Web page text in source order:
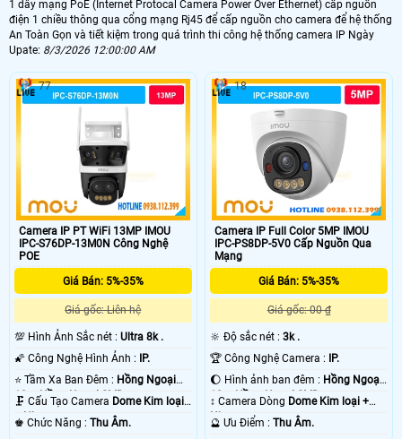
1 dây mạng PoE (Internet Protocal Camera Power Over Ethernet) cấp nguồn
điện 1 chiều thông qua cổng mạng Rj45 để cấp nguồn cho camera để hệ thống
An Toàn Gọn và tiết kiệm trong quá trình thi công hệ thống camera IP Ngày
Upate: 8/3/2026 12:00:00 AM
Camera IP PT WiFi 13MP IMOU
IPC-S76DP-13M0N Công Nghệ
POE
Giá Bán: 5%-35%
Giá gốc: Liên hệ
💯 Hình Ảnh Sắc nét : Ultra 8k .
🌠 Công Nghệ Hình Ảnh :
IP.
⭐ Tầm Xa Ban Đêm : Hồng Ngoại
10m Hồng Ngoại SMD.
🗜️ Cấu Tạo Camera Dome Kim loại
+ Nhựa.
️♚ Chức Năng : Thu Âm.
77
Camera IP Full Color 5MP IMOU
IPC-PS8DP-5V0 Cấp Nguồn Qua
Mạng
Giá Bán: 5%-35%
Giá gốc: 00 ₫
🔆 Độ sắc nét :3k .
🏆 Công Nghệ Camera :
IP.
🌔 Hình ảnh ban đêm : Hồng Ngoại
10m Hồng Ngoại SMD.
↕️ Camera Dòng Dome Kim loại +
Nhựa.
️🔮 Ưu Điểm :Thu Âm.
18